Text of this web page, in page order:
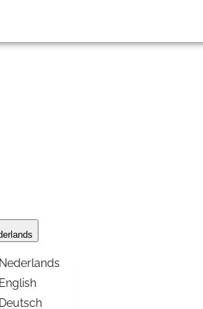
Nederlands
English
Deutsch